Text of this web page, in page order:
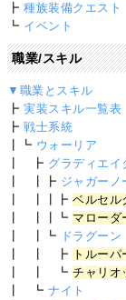
┣種族装備クエスト
┗ イベント
職業/スキル
▼職業とスキル
┣実装スキル一覧表
┣戦士系統
┃┗ ウォーリア
┃ ┣ グラディエイ
┃ ┃┣ ジャガーノ
┃ ┃┃┣ベルセル
┃ ┃┃┗ マローダ
┃ ┃┗ ドラグーン
┃ ┃ ┣ トルー
┃ ┃ ┗チャリオ
┃ ┗ナイト